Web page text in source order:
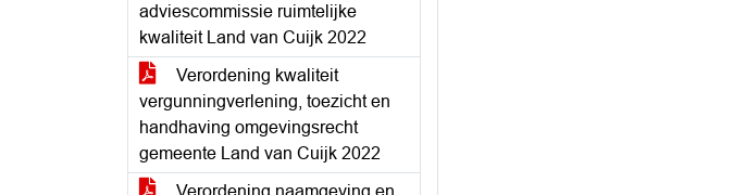
adviescommissie ruimtelijke
kwaliteit Land van Cuijk 2022
Verordening kwaliteit
vergunningverlening, toezicht en
handhaving omgevingsrecht
gemeente Land van Cuijk 2022
Verordening naamgeving en